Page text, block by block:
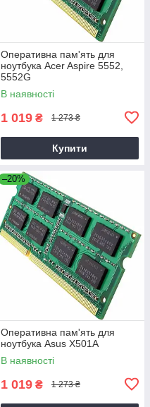
Оперативна пам'ять для
ноутбука Acer Aspire 5552,
5552G
В наявності
1 019 ₴ 1 273 ₴
Купити
–20%
Оперативна пам'ять для
ноутбука Asus X501A
В наявності
1 019 ₴ 1 273 ₴